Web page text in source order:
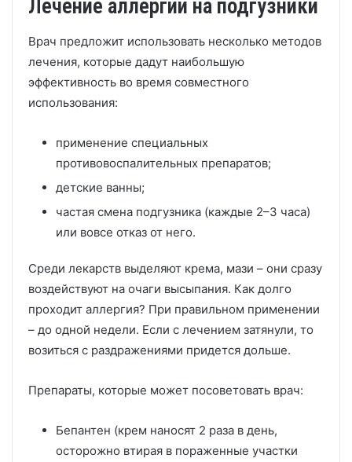
Лечение аллергии на подгузники
Врач предложит использовать несколько методов
лечения, которые дадут наибольшую
эффективность во время совместного
использования:
применение специальных
противовоспалительных препаратов;
детские ванны;
частая смена подгузника (каждые 2–3 часа)
или вовсе отказ от него.
Среди лекарств выделяют крема, мази – они сразу
воздействуют на очаги высыпания. Как долго
проходит аллергия? При правильном применении
– до одной недели. Если с лечением затянули, то
возиться с раздражениями придется дольше.
Препараты, которые может посоветовать врач:
Бепантен (крем наносят 2 раза в день,
осторожно втирая в пораженные участки